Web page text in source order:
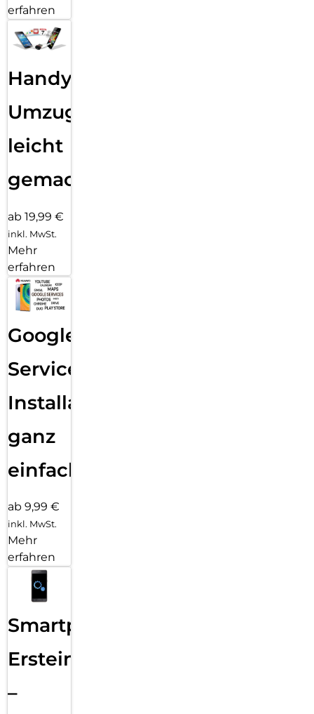
erfahren
Handy
Umzug
leicht
gemacht!
ab 19,99 €
inkl. MwSt.
Mehr
erfahren
Google
Services
Installation
ganz
einfach
ab 9,99 €
inkl. MwSt.
Mehr
erfahren
Smartphone
Ersteinrichtung
–